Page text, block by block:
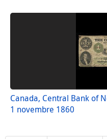
Canada, Central Bank of
1 novembre 1860